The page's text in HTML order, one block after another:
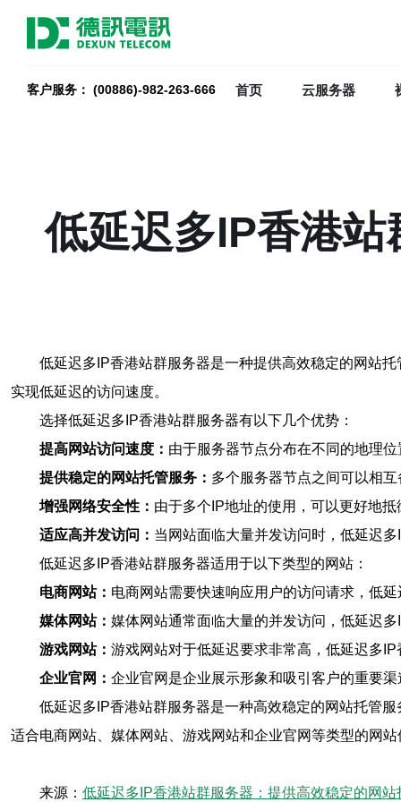
客户服务： (00886)-982-263-666 首页 云服务器
低延迟多IP香港
低延迟多IP香港站群服务器是一种提供高效稳定的网站
实现低延迟的访问速度。
选择低延迟多IP香港站群服务器有以下几个优势：
提高网站访问速度： 由于服务器节点分布在不同的地理
提供稳定的网站托管服务： 多个服务器节点之间可以相
增强网络安全性： 由于多个IP地址的使用，可以更好地
适应高并发访问： 当网站面临大量并发访问时，低延迟
低延迟多IP香港站群服务器适用于以下类型的网站：
电商网站： 电商网站需要快速响应用户的访问请求，低
媒体网站： 媒体网站通常面临大量的并发访问，低延迟
游戏网站： 游戏网站对于低延迟要求非常高，低延迟多
企业官网： 企业官网是企业展示形象和吸引客户的重要
低延迟多IP香港站群服务器是一种高效稳定的网站托管
适合电商网站、媒体网站、游戏网站和企业官网等类型的网站
来源： 低延迟多IP香港站群服务器：提供高效稳定的网站